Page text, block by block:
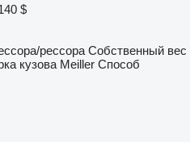
$
рессора Собственный вес
кузова Meiller Способ